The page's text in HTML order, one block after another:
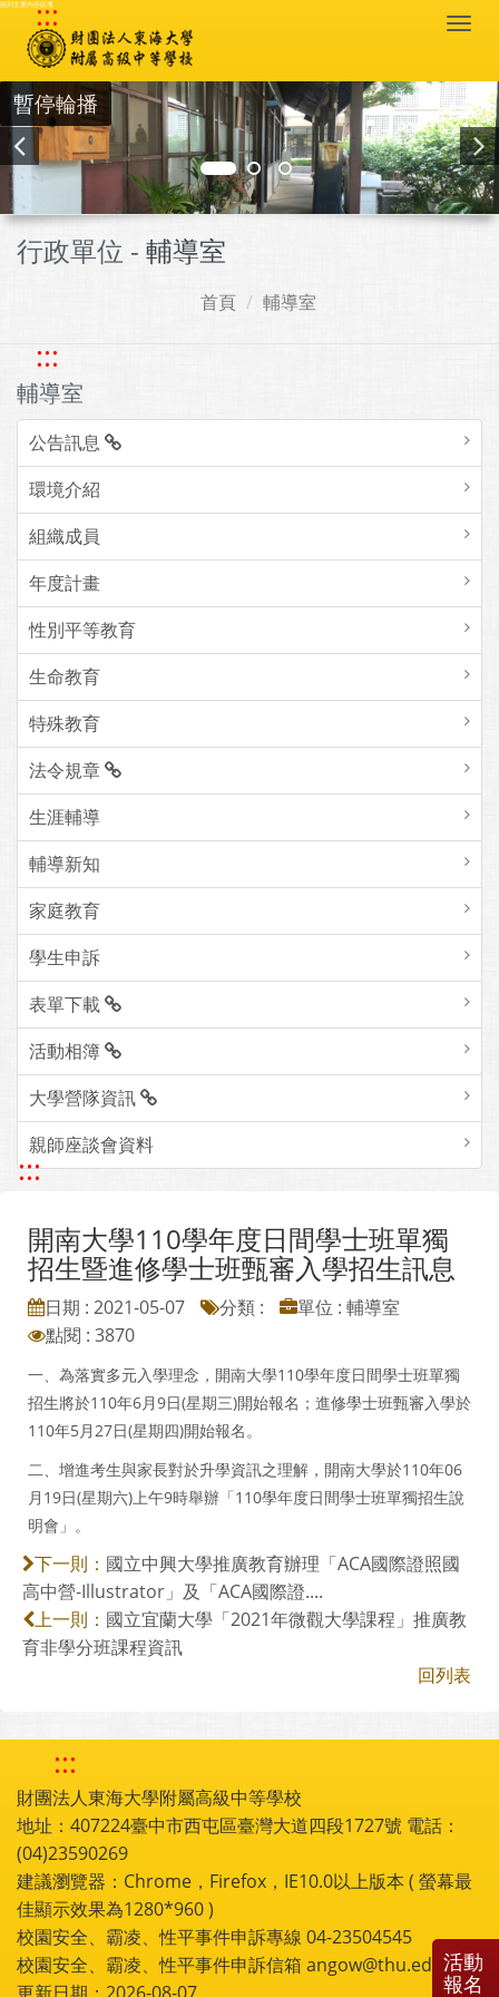
跳到主要內容區塊
:::
暫停輪播
行政單位 - 輔導室
首頁 輔導室
:::
輔導室
公告訊息
環境介紹
組織成員
年度計畫
性別平等教育
生命教育
特殊教育
法令規章
生涯輔導
輔導新知
家庭教育
學生申訴
表單下載
活動相簿
大學營隊資訊
親師座談會資料
:::
開南大學110學年度日間學士班單獨
招生暨進修學士班甄審入學招生訊息
日期 : 2021-05-07 分類 :
單位 : 輔導室
點閱 : 3870
一、為落實多元入學理念，開南大學110學年度日間學士班單獨
招生將於110年6月9日(星期三)開始報名；進修學士班甄審入學於
110年5月27日(星期四)開始報名。
二、增進考生與家長對於升學資訊之理解，開南大學於110年06
月19日(星期六)上午9時舉辦「110學年度日間學士班單獨招生說
明會」。
下一則： 國立中興大學推廣教育辦理「ACA國際證照國
高中營-Illustrator」及「ACA國際證....
上一則： 國立宜蘭大學「2021年微觀大學課程」推廣教
育非學分班課程資訊
回列表
:::
財團法人東海大學附屬高級中等學校
地址：407224臺中市西屯區臺灣大道四段1727號 電話：
(04)23590269
建議瀏覽器：Chrome，Firefox，IE10.0以上版本 ( 螢幕最
佳顯示效果為1280*960 )
校園安全、霸凌、性平事件申訴專線 04-23504545
校園安全、霸凌、性平事件申訴信箱 angow@thu.edu.tw
活動
報名